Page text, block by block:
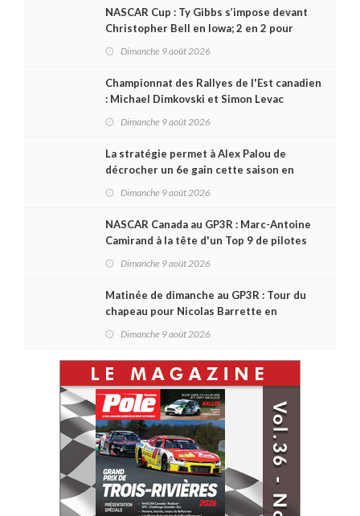
NASCAR Cup : Ty Gibbs s’impose devant
Christopher Bell en Iowa; 2 en 2 pour
Dimanche 9 août 2026
Championnat des Rallyes de l'Est canadien
: Michael Dimkovski et Simon Levac
Dimanche 9 août 2026
La stratégie permet à Alex Palou de
décrocher un 6e gain cette saison en
Dimanche 9 août 2026
NASCAR Canada au GP3R : Marc-Antoine
Camirand à la tête d'un Top 9 de pilotes
Dimanche 9 août 2026
Matinée de dimanche au GP3R : Tour du
chapeau pour Nicolas Barrette en
Dimanche 9 août 2026